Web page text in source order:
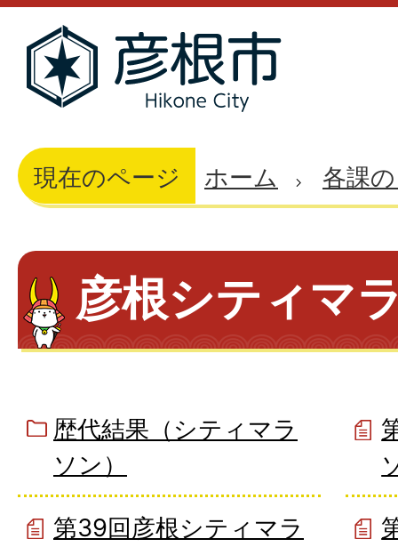
現在のページ ホーム 各課
彦根シティマ
歴代結果（シティマラ
ソン）
第39回彦根シティマラ